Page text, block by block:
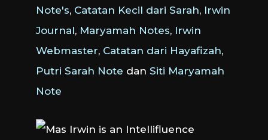
Note's, Catatan Kecil dari Sarah, Irwin
Journal, Maryamah Notes, Irwin
Webmaster, Catatan dari Hayafizah,
Putri Sarah Note dan Siti Maryamah
Note